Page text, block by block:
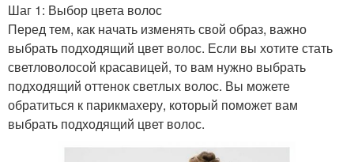
Шаг 1: Выбор цвета волос
Перед тем, как начать изменять свой образ, важно
выбрать подходящий цвет волос. Если вы хотите стать
светловолосой красавицей, то вам нужно выбрать
подходящий оттенок светлых волос. Вы можете
обратиться к парикмахеру, который поможет вам
выбрать подходящий цвет волос.